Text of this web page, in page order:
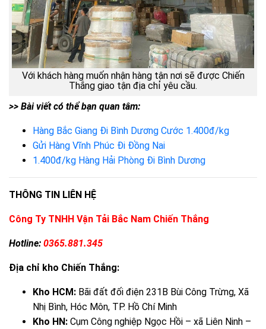
Với khách hàng muốn nhận hàng tận nơi sẽ được Chiến
Thắng giao tận địa chỉ yêu cầu.
>> Bài viết có thể bạn quan tâm:
Hàng Bắc Giang Đi Bình Dương Cước 1.400đ/kg
Gửi Hàng Vĩnh Phúc Đi Đồng Nai
1.400đ/kg Hàng Hải Phòng Đi Bình Dương
THÔNG TIN LIÊN HỆ
Công Ty TNHH Vận Tải Bắc Nam Chiến Thắng
Hotline: 0365.881.345
Địa chỉ kho Chiến Thắng:
Kho HCM: Bãi đất đối điện 231B Bùi Công Trừng, Xã
Nhị Bình, Hóc Môn, TP. Hồ Chí Minh
Kho HN: Cụm Công nghiệp Ngọc Hồi – xã Liên Ninh –